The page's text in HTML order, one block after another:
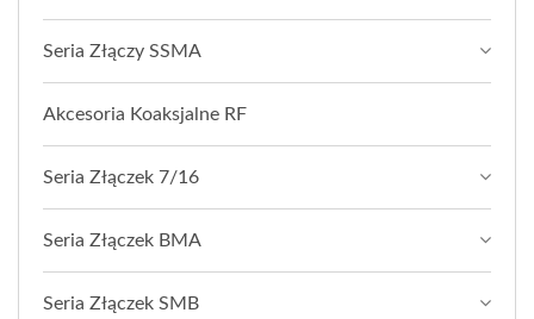
Seria Złączy SSMA
Akcesoria Koaksjalne RF
Seria Złączek 7/16
Seria Złączek BMA
Seria Złączek SMB